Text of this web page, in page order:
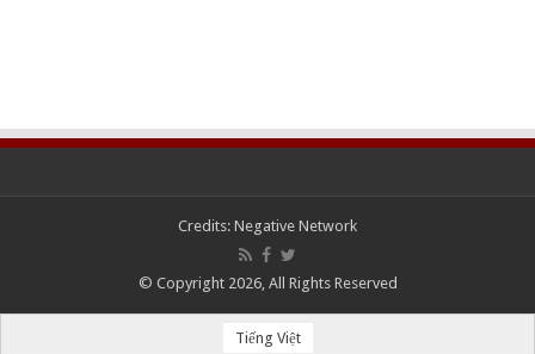
Credits: Negative Network
© Copyright 2026, All Rights Reserved
Tiếng Việt